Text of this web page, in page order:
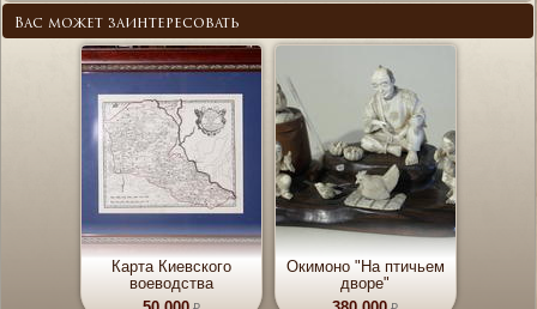
Вас может заинтересовать
Карта Киевского
воеводства
Окимоно "На птичьем
дворе"